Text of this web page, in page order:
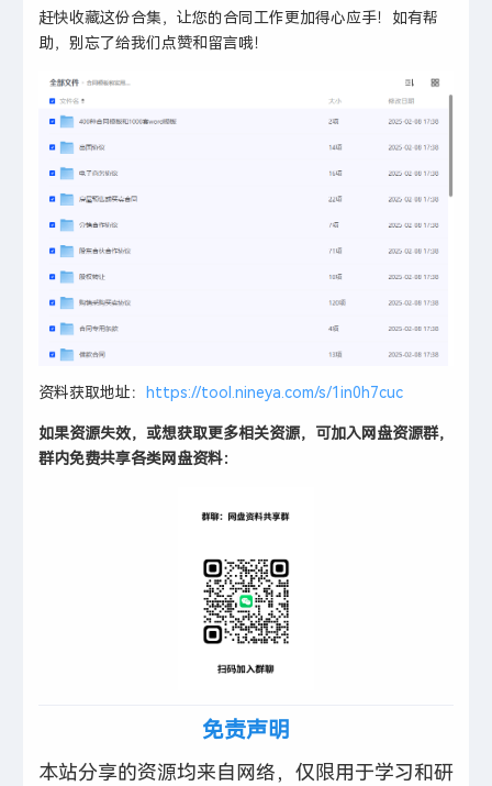
赶快收藏这份合集，让您的合同工作更加得心应手！如有帮
助，别忘了给我们点赞和留言哦！
资料获取地址： https://tool.nineya.com/s/1in0h7cuc
如果资源失效，或想获取更多相关资源，可加入网盘资源群，
群内免费共享各类网盘资料：
免责声明
本站分享的资源均来自网络，仅限用于学习和研